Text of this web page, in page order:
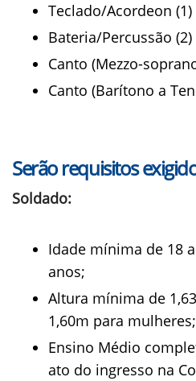
Teclado/Acordeon (1)
Bateria/Percussão (2)
Canto (Mezzo-
Canto (Barítono a
Serão requisitos
Soldado:
Idade mínima de 18
anos;
Altura mínima de
1,60m para mulheres;
Ensino Médio
ato do ingresso na